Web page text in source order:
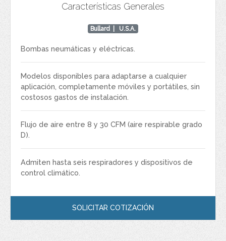
Características Generales
Bullard | U.S.A.
Bombas neumáticas y eléctricas.
Modelos disponibles para adaptarse a cualquier
aplicación, completamente móviles y portátiles, sin
costosos gastos de instalación.
Flujo de aire entre 8 y 30 CFM (aire respirable grado
D).
Admiten hasta seis respiradores y dispositivos de
control climático.
SOLICITAR COTIZACIÓN